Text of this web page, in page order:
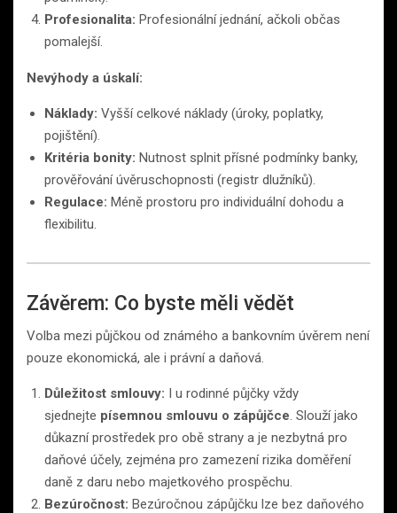
Profesionalita: Profesionální jednání, ačkoli občas
pomalejší.
Nevýhody a úskalí:
Náklady: Vyšší celkové náklady (úroky, poplatky,
pojištění).
Kritéria bonity: Nutnost splnit přísné podmínky banky,
prověřování úvěruschopnosti (registr dlužníků).
Regulace: Méně prostoru pro individuální dohodu a
flexibilitu.
Závěrem: Co byste měli vědět
Volba mezi půjčkou od známého a bankovním úvěrem není
pouze ekonomická, ale i právní a daňová.
Důležitost smlouvy: I u rodinné půjčky vždy
sjednejte písemnou smlouvu o zápůjčce. Slouží jako
důkazní prostředek pro obě strany a je nezbytná pro
daňové účely, zejména pro zamezení rizika doměření
daně z daru nebo majetkového prospěchu.
Bezúročnost: Bezúročnou zápůjčku lze bez daňového